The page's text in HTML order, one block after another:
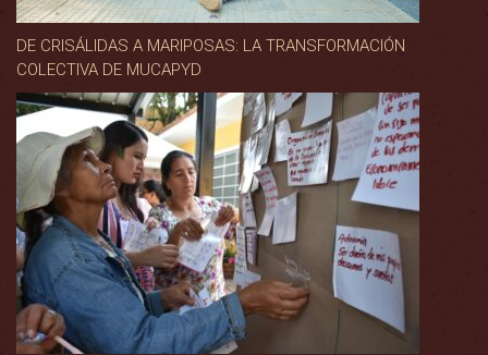
DE CRISÁLIDAS A MARIPOSAS: LA TRANSFORMACIÓN
COLECTIVA DE MUCAPYD